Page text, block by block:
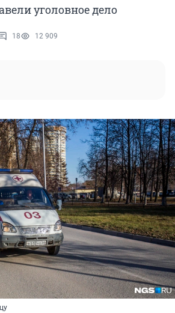
уголовное дело
18 12 909